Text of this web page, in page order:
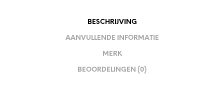
BESCHRIJVING
AANVULLENDE INFORMATIE
MERK
BEOORDELINGEN (0)